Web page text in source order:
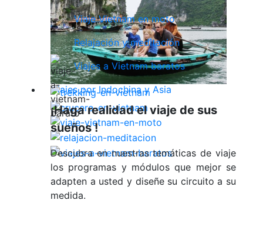
Viaje Vietnam en moto
Relajación y meditación
Viajes a Vietnam baratos
Viajes por Indochina y Asia
¡Haga realidad el viaje de sus
sueños !
Descubra en nuestras temáticas de viaje
los programas y módulos que mejor se
adapten a usted y diseñe su circuito a su
medida.